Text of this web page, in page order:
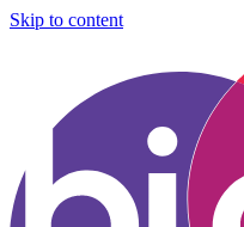
Skip to content